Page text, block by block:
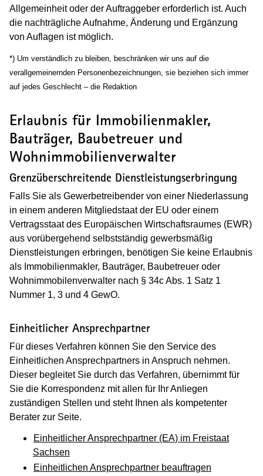
Allgemeinheit oder der Auftraggeber erforderlich ist. Auch
die nachträgliche Aufnahme, Änderung und Ergänzung
von Auflagen ist möglich.
*) Um verständlich zu bleiben, beschränken wir uns auf die
verallgemeinernden Personenbezeichnungen, sie beziehen sich immer
auf jedes Geschlecht – die Redaktion
Erlaubnis für Immobilienmakler,
Bauträger, Baubetreuer und
Wohnimmobilienverwalter
Grenzüberschreitende Dienstleistungserbringung
Falls Sie als Gewerbetreibender von einer Niederlassung
in einem anderen Mitgliedstaat der EU oder einem
Vertragsstaat des Europäischen Wirtschaftsraumes (EWR)
aus vorübergehend selbstständig gewerbsmäßig
Dienstleistungen erbringen, benötigen Sie keine Erlaubnis
als Immobilienmakler, Bauträger, Baubetreuer oder
Wohnimmobilenverwalter nach § 34c Abs. 1 Satz 1
Nummer 1, 3 und 4 GewO.
Einheitlicher Ansprechpartner
Für dieses Verfahren können Sie den Service des
Einheitlichen Ansprechpartners in Anspruch nehmen.
Dieser begleitet Sie durch das Verfahren, übernimmt für
Sie die Korrespondenz mit allen für Ihr Anliegen
zuständigen Stellen und steht Ihnen als kompetenter
Berater zur Seite.
Einheitlicher Ansprechpartner (EA) im Freistaat
Sachsen
Einheitlichen Ansprechpartner beauftragen